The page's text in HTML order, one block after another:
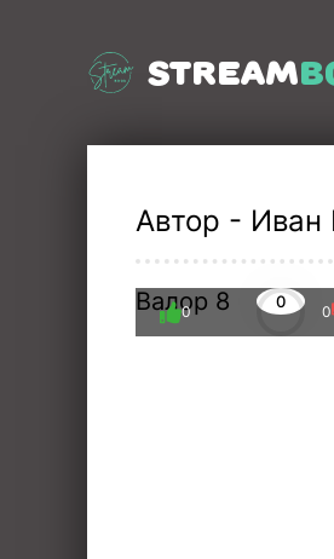
STREAM
Автор -
Валор 8 0
0 0